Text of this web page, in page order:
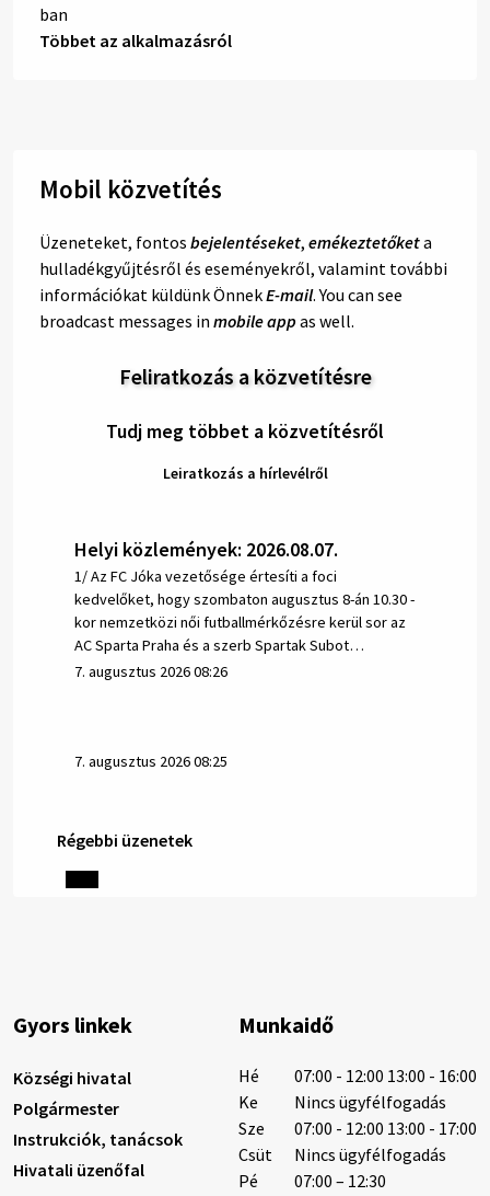
Többet az alkalmazásról
Mobil közvetítés
Üzeneteket, fontos bejelentéseket, emékeztetőketa
hulladékgyűjtésről és eseményekről, valamint további
információkat küldünk ÖnnekE-mail. You can see
broadcast messages in mobile app as well.
Feliratkozás a közvetítésre
Tudj meg többet a közvetítésről
Leiratkozás a hírlevélről
Helyi közlemények: 2026.08.07.
1/ Az FC Jóka vezetősége értesíti a foci
kedvelőket, hogy szombaton augusztus 8-án 10.30 -
kor nemzetközi női futballmérkőzésre kerül sor az
AC Sparta Praha és a szerb Spartak Subot…
7. augusztus 2026 08:26
7. augusztus 2026 08:25
Helyi közlemények: 2026.08.06.
1/ AZ IVÓVÍZ NEM MAGÁTÓL ÉRTETŐDŐ. A tartós
Helyi közlemények: 2026.08.05.
Gyászhirdetés: 2026.08.05. 1/ Tisztelt Lakosság!
Régebbi üzenetek
Gyors linkek
Községi hivatal
Polgármester
Instrukciók, tanácsok
Hivatali üzenőfal
Munkaidő
Hé
07:00 - 12:00 13:00 - 16:00
Ke
Nincs ügyfélfogadás
Sze
07:00 - 12:00 13:00 - 17:00
Csüt
Nincs ügyfélfogadás
Pé
07:00 – 12:30